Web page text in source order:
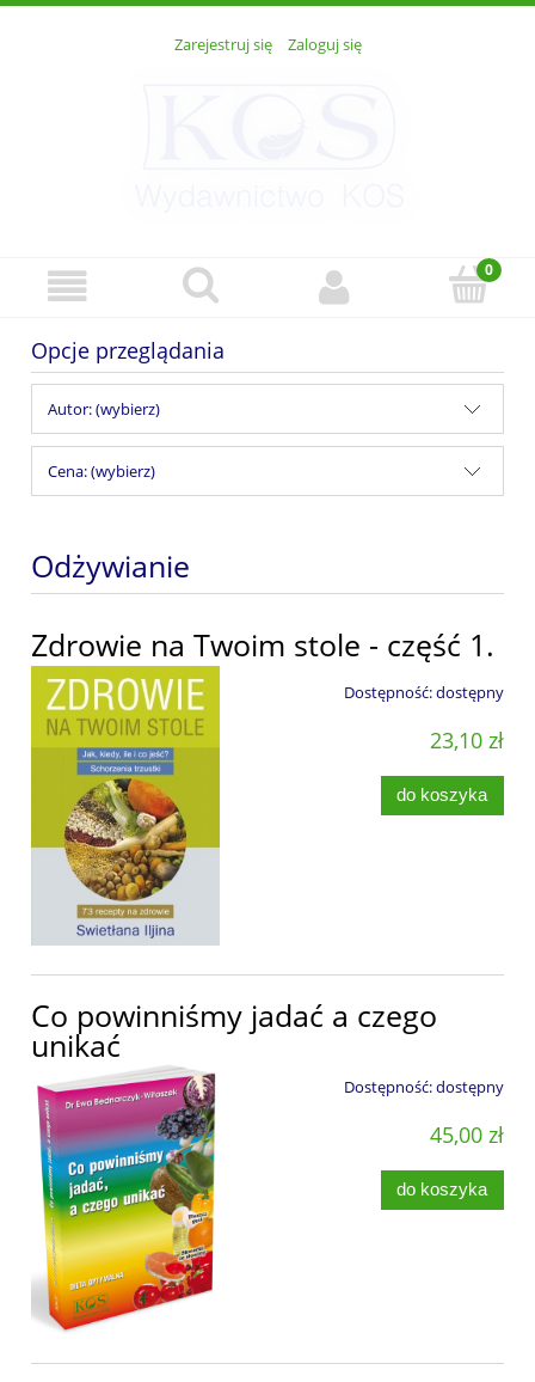
Zarejestruj się Zaloguj się
Opcje przeglądania
Autor: (wybierz)
Cena: (wybierz)
Odżywianie
Zdrowie na Twoim stole - część 1.
Dostępność:dostępny
23,10 zł
do koszyka
Co powinniśmy jadać a czego
unikać
Dostępność:dostępny
45,00 zł
do koszyka